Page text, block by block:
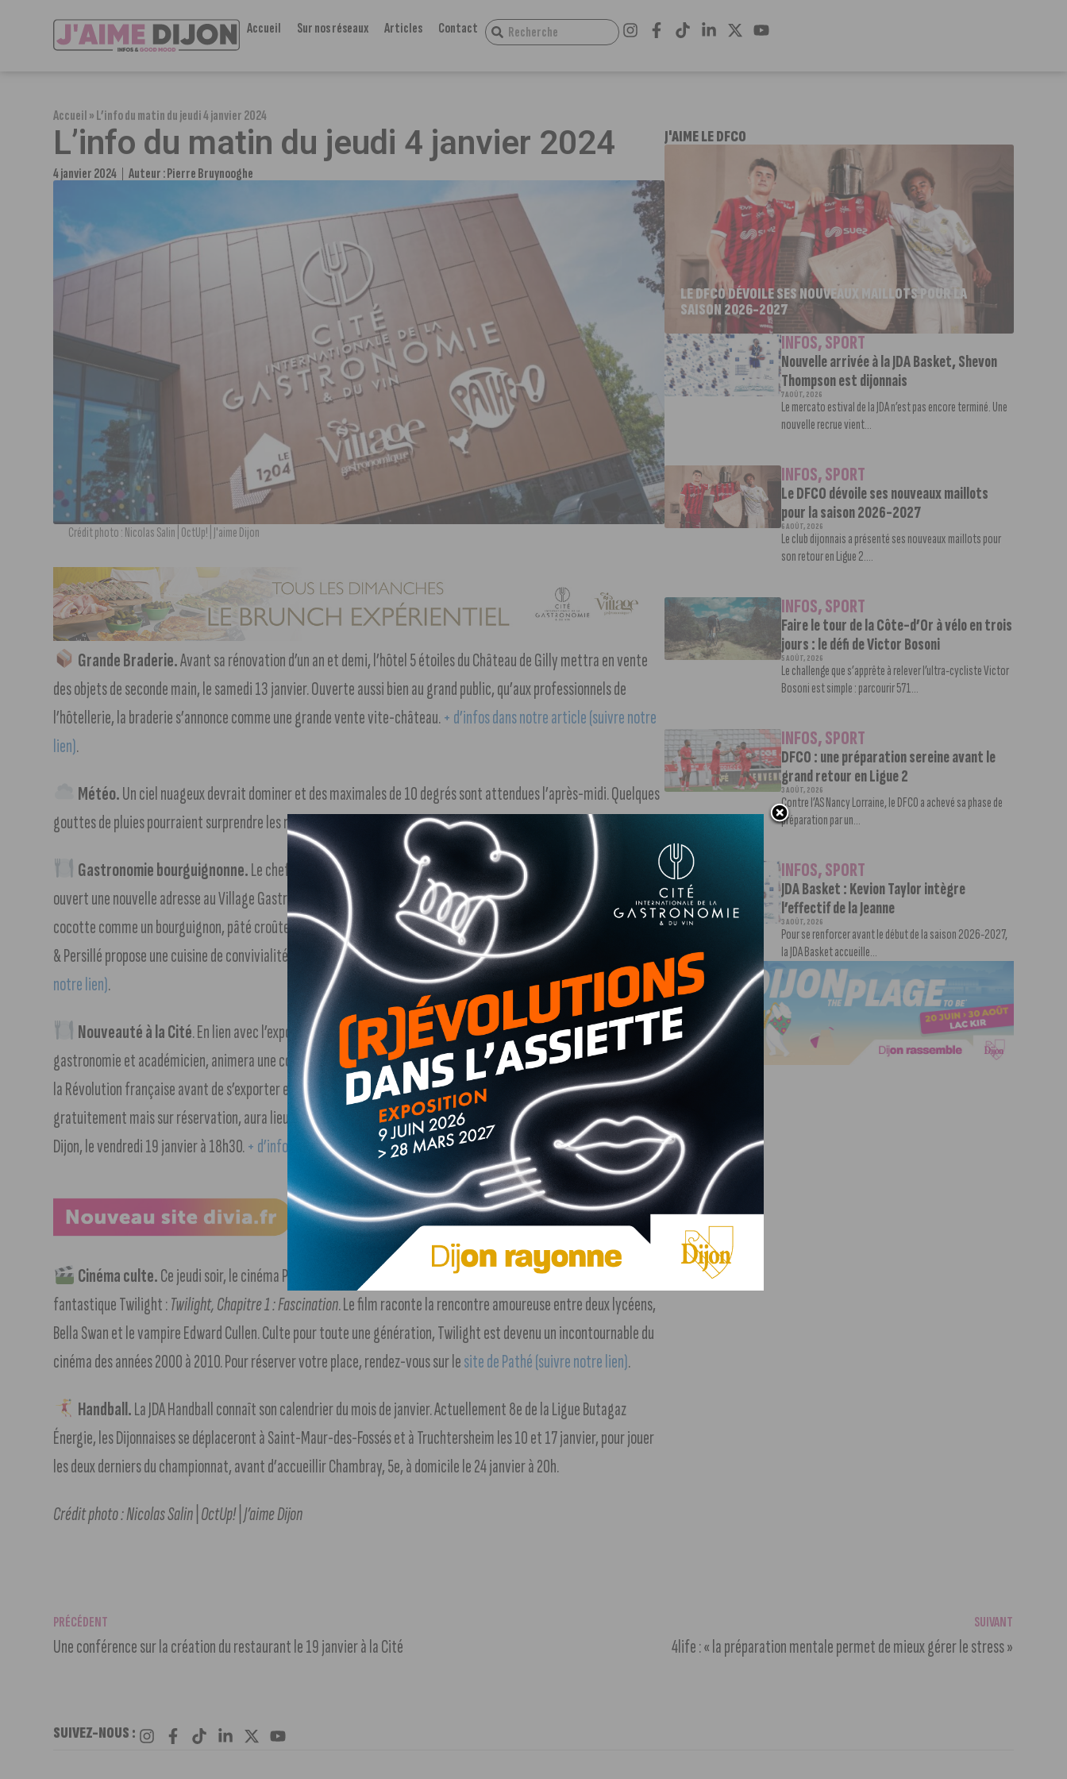
Accueil Sur nos réseaux Articles Contact
Accueil»L’info du matin du jeudi 4 janvier 2024
L’info du matin du jeudi 4 janvier 2024
4 janvier 2024 Auteur :Pierre Bruynooghe
Crédit photo : Nicolas Salin | OctUp! | J'aime Dijon
Grande Braderie.Avant sa rénovation d’un an et demi, l’hôtel 5 étoiles du Château de Gilly mettra en vente
des objets de seconde main, le samedi 13 janvier. Ouverte aussi bien au grand public, qu’aux professionnels de
l’hôtellerie, la braderie s’annonce comme une grande vente vite-château.+ d’infos dans notre article (suivre notre
lien).
Météo.Un ciel nuageux devrait dominer et des maximales de 10 degrés sont attendues l’après-midi. Quelques
gouttes de pluies pourraient surprendre les noctambules.
Gastronomie bourguignonne.Le chef Florent Colombo, grand ambassadeur de la gastronomie régionale, a
ouvert une nouvelle adresse au Village Gastronomique : Meurette & Persillé. Œufs meurette, bœuf braisé à la
cocotte comme un bourguignon, pâté croûte, brioche feuilletée de poulet fermier façon Gaston Gérard, Meurette
& Persillé propose une cuisine de convivialité et de gastronomie bourguignonne.+ d’infos dans notre vidéo (suivre
notre lien).
Nouveauté à la Cité. En lien avec l’exposition temporaireEt si on allait au resto ?, Pascal Ory, historien de la
gastronomie et académicien, animera une conférence sur la création du restaurant, invention née à Paris peu avant
la Révolution française avant de s’exporter en Province et dans le monde entier. La conférence, accessible
gratuitement mais sur réservation, aura lieu à la Cité de la Gastronomie, plus particulièrement au Cinéma Pathé
Dijon, le vendredi 19 janvier à 18h30.+ d’infos dans notre article (suivre notre lien).
Cinéma culte.Ce jeudi soir, le cinéma Pathé Dijon et le Ciné Cap Vert projettent le premier volet de la saga
fantastique Twilight :Twilight, Chapitre 1 : Fascination. Le film raconte la rencontre amoureuse entre deux lycéens,
Bella Swan et le vampire Edward Cullen. Culte pour toute une génération, Twilight est devenu un incontournable du
cinéma des années 2000 à 2010. Pour réserver votre place, rendez-vous sur lesite de Pathé (suivre notre lien).
Handball.La JDA Handball connaît son calendrier du mois de janvier. Actuellement 8e de la Ligue Butagaz
Énergie, les Dijonnaises se déplaceront à Saint-Maur-des-Fossés et à Truchtersheim les 10 et 17 janvier, pour jouer
les deux derniers du championnat, avant d’accueillir Chambray, 5e, à domicile le 24 janvier à 20h.
Crédit photo : Nicolas Salin | OctUp! | J’aime Dijon
J'AIME LE DFCO
LE DFCO DÉVOILE SES NOUVEAUX MAILLOTS POUR LA
SAISON 2026-2027
INFOS,SPORT
Nouvelle arrivée à la JDA Basket, Shevon
Thompson est dijonnais
7 AOÛT, 2026
Le mercato estival de la JDA n’est pas encore terminé. Une
nouvelle recrue vient...
INFOS,SPORT
Le DFCO dévoile ses nouveaux maillots
pour la saison 2026-2027
6 AOÛT, 2026
Le club dijonnais a présenté ses nouveaux maillots pour
son retour en Ligue 2....
INFOS,SPORT
Faire le tour de la Côte-d’Or à vélo en trois
jours : le défi de Victor Bosoni
5 AOÛT, 2026
Le challenge que s’apprête à relever l’ultra-cycliste Victor
Bosoni est simple : parcourir 571...
INFOS,SPORT
DFCO : une préparation sereine avant le
grand retour en Ligue 2
3 AOÛT, 2026
Contre l’AS Nancy Lorraine, le DFCO a achevé sa phase de
préparation par un...
INFOS,SPORT
JDA Basket : Kevion Taylor intègre
l’effectif de la Jeanne
3 AOÛT, 2026
Pour se renforcer avant le début de la saison 2026-2027,
la JDA Basket accueille...
PRÉCÉDENT
Une conférence sur la création du restaurant le 19 janvier à la Cité
SUIVANT
4life : « la préparation mentale permet de mieux gérer le stress »
SUIVEZ-NOUS :